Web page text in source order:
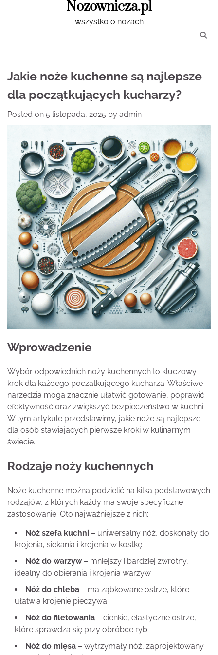
Nozownicza.pl
wszystko o nożach
Jakie noże kuchenne są najlepsze
dla początkujących kucharzy?
Posted on 5 listopada, 2025 by admin
Wprowadzenie
Wybór odpowiednich noży kuchennych to kluczowy
krok dla każdego początkującego kucharza. Właściwe
narzędzia mogą znacznie ułatwić gotowanie, poprawić
efektywność oraz zwiększyć bezpieczeństwo w kuchni.
W tym artykule przedstawimy, jakie noże są najlepsze
dla osób stawiających pierwsze kroki w kulinarnym
świecie.
Rodzaje noży kuchennych
Noże kuchenne można podzielić na kilka podstawowych
rodzajów, z których każdy ma swoje specyficzne
zastosowanie. Oto najważniejsze z nich:
Nóż szefa kuchni – uniwersalny nóż, doskonały do
krojenia, siekania i krojenia w kostkę.
Nóż do warzyw– mniejszy i bardziej zwrotny,
idealny do obierania i krojenia warzyw.
Nóż do chleba – ma ząbkowane ostrze, które
ułatwia krojenie pieczywa.
Nóż do filetowania – cienkie, elastyczne ostrze,
które sprawdza się przy obróbce ryb.
Nóż do mięsa – wytrzymały nóż, zaprojektowany